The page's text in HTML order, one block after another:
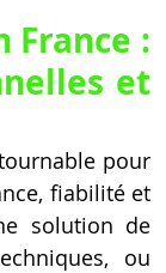
France :
et
pour
fiabilité et
solution de
ou